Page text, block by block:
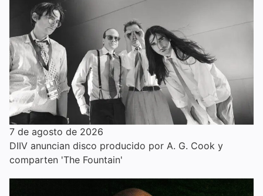
7 de agosto de 2026
DIIV anuncian disco producido por A. G. Cook y
comparten 'The Fountain'